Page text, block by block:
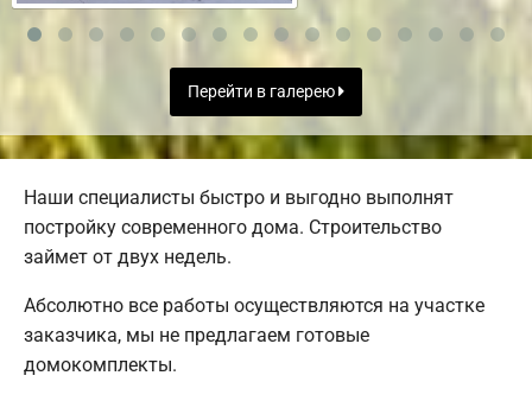
Перейти в галерею
Наши специалисты быстро и выгодно выполнят
постройку современного дома. Строительство
займет от двух недель.
Абсолютно все работы осуществляются на участке
заказчика, мы не предлагаем готовые
домокомплекты.